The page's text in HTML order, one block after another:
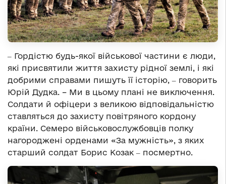
‒ Гордістю будь-якої військової частини є люди,
які присвятили життя захисту рідної землі, і які
добрими справами пишуть її історію, ‒ говорить
Юрій Дудка. – Ми в цьому плані не виключення.
Солдати й офіцери з великою відповідальністю
ставляться до захисту повітряного кордону
країни. Семеро військовослужбовців полку
нагороджені орденами «За мужність», з яких
старший солдат Борис Козак ‒ посмертно.